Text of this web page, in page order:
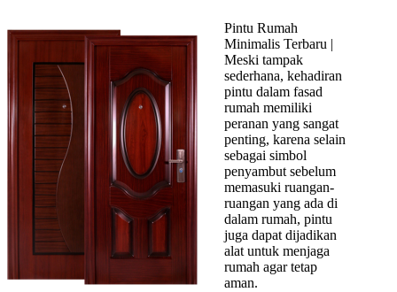
Pintu Rumah
Minimalis Terbaru |
Meski tampak
sederhana, kehadiran
pintu dalam fasad
rumah memiliki
peranan yang sangat
penting, karena selain
sebagai simbol
penyambut sebelum
memasuki ruangan-
ruangan yang ada di
dalam rumah, pintu
juga dapat dijadikan
alat untuk menjaga
rumah agar tetap
aman.